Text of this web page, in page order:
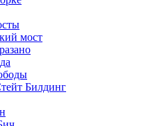
мост
Билдинг